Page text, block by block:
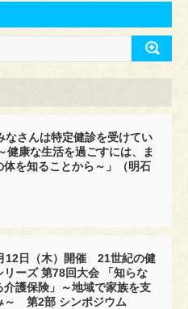
なさんは特定健診を受けてい
健康な生活を過ごすには、ま
体を知ることから～」（明石
12日（木）開催 21世紀の健
リーズ 第78回大会 「知らな
介護保険」～地域で家族を支
～ 第2部 シンポジウム